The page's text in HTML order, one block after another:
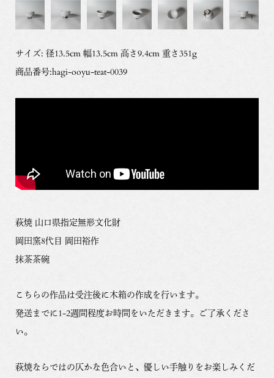
サイズ: 径13.5cm 幅13.5cm 高さ9.4cm 重さ351g
商品番号:hagi-ooyu-teat-0039
萩焼 山口県指定無形文化財
岡田窯8代目 岡田裕作
抹茶茶碗
こちらの作品は受注後に木箱の作成を行います。
発送までに1-2週間程度お時間をいただきます。ご了承くださ
い。
萩焼ならではの仄かな色合いと、優しい手触りをお楽しみくだ